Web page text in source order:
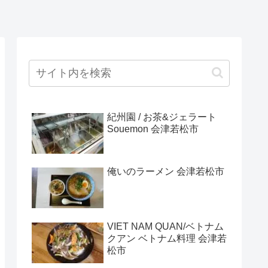
紀州園 / お茶&ジェラート
Souemon 会津若松市
俺いのラーメン 会津若松市
VIET NAM QUAN/ベトナム
クアン ベトナム料理 会津若
松市